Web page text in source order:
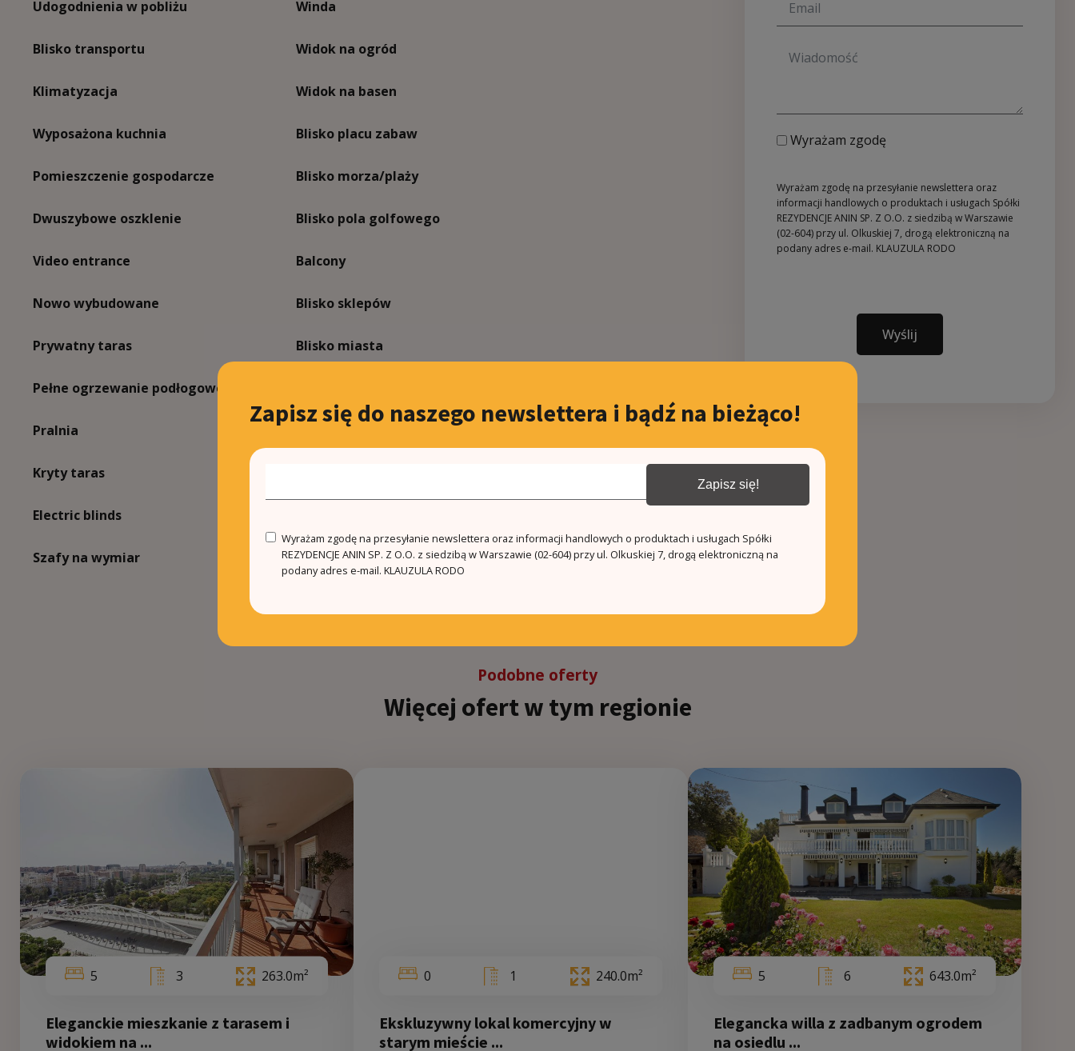
Udogodnienia w pobliżu
Blisko transportu
Klimatyzacja
Wyposażona kuchnia
Pomieszczenie gospodarcze
Dwuszybowe oszklenie
Video entrance
Nowo wybudowane
Prywatny taras
Pełne ogrzewanie podłogowe
Pralnia
Kryty taras
Electric blinds
Szafy na wymiar
Winda
Widok na ogród
Widok na basen
Blisko placu zabaw
Blisko morza/plaży
Blisko pola golfowego
Balcony
Blisko sklepów
Blisko miasta
Blisko szkoły
Wyrażam zgodę
Wyrażam zgodę na przesyłanie newslettera oraz
informacji handlowych o produktach i usługach Spółki
REZYDENCJE ANIN SP. Z O.O. z siedzibą w Warszawie
(02-604) przy ul. Olkuskiej 7, drogą elektroniczną na
podany adres e-mail. KLAUZULA RODO
Wyślij
Podobne oferty
Więcej ofert w tym regionie
5 3 263.0m²
Eleganckie mieszkanie z tarasem i
widokiem na ...
5 3 263.0m²
0 1 240.0m²
Ekskluzywny lokal komercyjny w
starym mieście ...
0 1 240.0m²
Walencja
5 6 643.0m²
Elegancka willa z zadbanym ogrodem
na osiedlu ...
Zapisz się do naszego newslettera i bądź na bieżąco!
Zapisz się!
Wyrażam zgodę na przesyłanie newslettera oraz informacji handlowych o produktach i usługach Spółki
REZYDENCJE ANIN SP. Z O.O. z siedzibą w Warszawie (02-604) przy ul. Olkuskiej 7, drogą elektroniczną na
podany adres e-mail. KLAUZULA RODO